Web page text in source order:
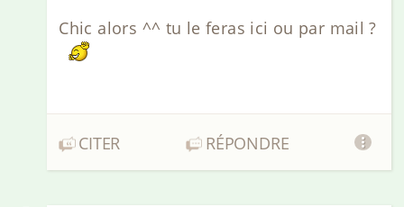
Chic alors ^^ tu le feras ici ou par mail ?
CITER RÉPONDRE